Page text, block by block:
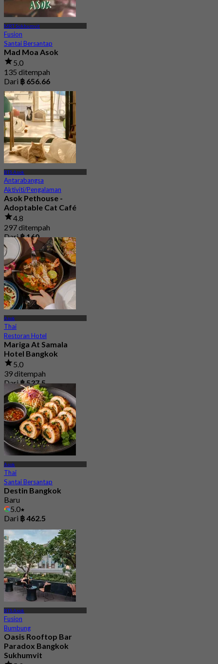
MRT Sukhumvit
Fusion
Santai Bersantap
Mad Moa Asok
5.0
135 ditempah
Dari ฿ 656.66
BTS Asok
Antarabangsa
Aktiviti/Pengalaman
Asok Pethouse -
Adoptable Cat Café
4.8
297 ditempah
Dari฿ 160
Asok
Thai
Restoran Hotel
Mariga At Samala
Hotel Bangkok
5.0
39 ditempah
Dari฿ 537.5
Asok
Thai
Santai Bersantap
Destin Bangkok
Baru
5.0
Dari ฿ 462.5
BTS Asok
Fusion
Bumbung
Oasis Rooftop Bar
Paradox Bangkok
Sukhumvit